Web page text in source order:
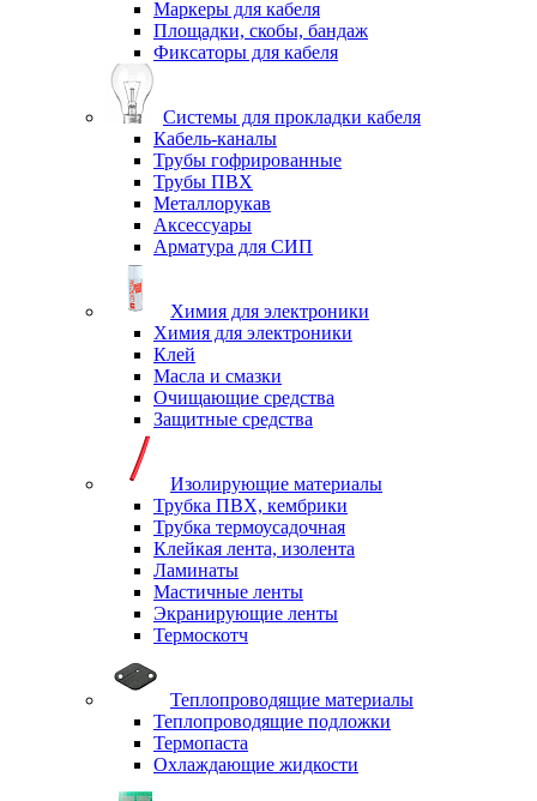
Маркеры для кабеля
Площадки, скобы, бандаж
Фиксаторы для кабеля
Системы для прокладки кабеля
Кабель-каналы
Трубы гофрированные
Трубы ПВХ
Металлорукав
Аксессуары
Арматура для СИП
Химия для электроники
Химия для электроники
Клей
Масла и смазки
Очищающие средства
Защитные средства
Изолирующие материалы
Трубка ПВХ, кембрики
Трубка термоусадочная
Клейкая лента, изолента
Ламинаты
Мастичные ленты
Экранирующие ленты
Термоскотч
Теплопроводящие материалы
Теплопроводящие подложки
Термопаста
Охлаждающие жидкости